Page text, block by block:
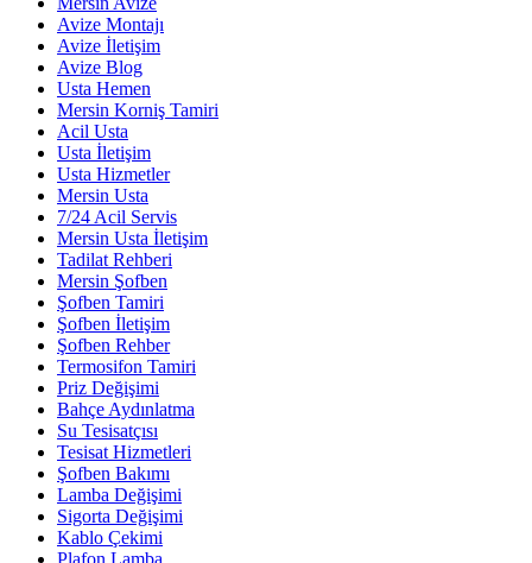
Avize Montajı
Avize İletişim
Avize Blog
Usta Hemen
Mersin Korniş Tamiri
Acil Usta
Usta İletişim
Usta Hizmetler
Mersin Usta
7/24 Acil Servis
Mersin Usta İletişim
Tadilat Rehberi
Mersin Şofben
Şofben Tamiri
Şofben İletişim
Şofben Rehber
Termosifon Tamiri
Priz Değişimi
Bahçe Aydınlatma
Su Tesisatçısı
Tesisat Hizmetleri
Şofben Bakımı
Lamba Değişimi
Sigorta Değişimi
Kablo Çekimi
Plafon Lamba